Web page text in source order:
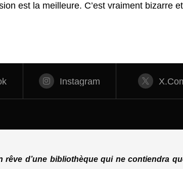
est la meilleure. C’est vraiment bizarre
Instagram
rêve d’une bibliothèque qui ne contiendra